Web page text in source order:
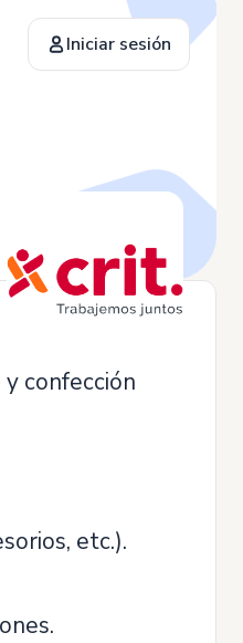
Iniciar sesión
confección
etc.).